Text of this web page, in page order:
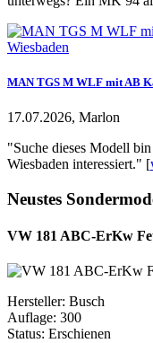
MAN TGS M WLF mit AB
17.07.2026, Marlon
"Suche dieses Modell
Wiesbaden interessiert." [
Neustes
VW 181 ABC-ErKw
Hersteller: Busch
Auflage: 300
Status: Erschienen